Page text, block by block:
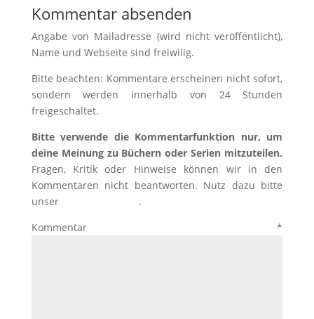
Kommentar absenden
Angabe von Mailadresse (wird nicht veröffentlicht),
Name und Webseite sind freiwilig.
Bitte beachten: Kommentare erscheinen nicht sofort,
sondern werden innerhalb von 24 Stunden
freigeschaltet.
Bitte verwende die Kommentarfunktion nur, um
deine Meinung zu Büchern oder Serien mitzuteilen.
Fragen, Kritik oder Hinweise können wir in den
Kommentaren nicht beantworten. Nutz dazu bitte
unser
.
Kommentar*